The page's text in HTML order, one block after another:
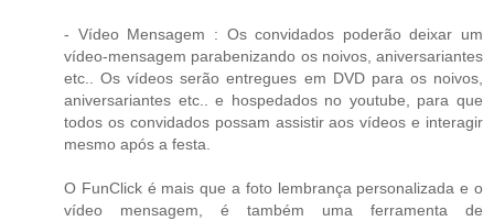
- Vídeo Mensagem : Os convidados poderão deixar um
vídeo-mensagem parabenizando os noivos, aniversariantes
etc.. Os vídeos serão entregues em DVD para os noivos,
aniversariantes etc.. e hospedados no youtube, para que
todos os convidados possam assistir aos vídeos e interagir
mesmo após a festa.
O FunClick é mais que a foto lembrança personalizada e o
vídeo mensagem, é também uma ferramenta de